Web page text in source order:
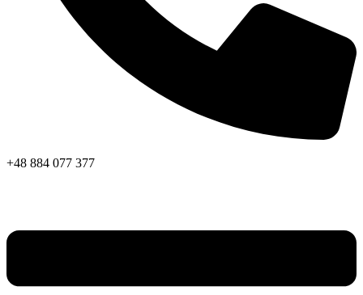
+48 884 077 377